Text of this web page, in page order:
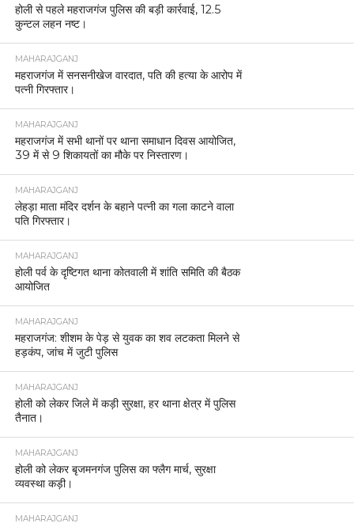
होली से पहले महराजगंज पुलिस की बड़ी कार्रवाई, 12.5
कुन्टल लहन नष्ट।
MAHARAJGANJ
महराजगंज में सनसनीखेज वारदात, पति की हत्या के आरोप में
पत्नी गिरफ्तार।
MAHARAJGANJ
महराजगंज में सभी थानों पर थाना समाधान दिवस आयोजित,
39 में से 9 शिकायतों का मौके पर निस्तारण।
MAHARAJGANJ
लेहड़ा माता मंदिर दर्शन के बहाने पत्नी का गला काटने वाला
पति गिरफ्तार।
MAHARAJGANJ
होली पर्व के दृष्टिगत थाना कोतवाली में शांति समिति की बैठक
आयोजित
MAHARAJGANJ
महराजगंज: शीशम के पेड़ से युवक का शव लटकता मिलने से
हड़कंप, जांच में जुटी पुलिस
MAHARAJGANJ
होली को लेकर जिले में कड़ी सुरक्षा, हर थाना क्षेत्र में पुलिस
तैनात।
MAHARAJGANJ
होली को लेकर बृजमनगंज पुलिस का फ्लैग मार्च, सुरक्षा
व्यवस्था कड़ी।
MAHARAJGANJ